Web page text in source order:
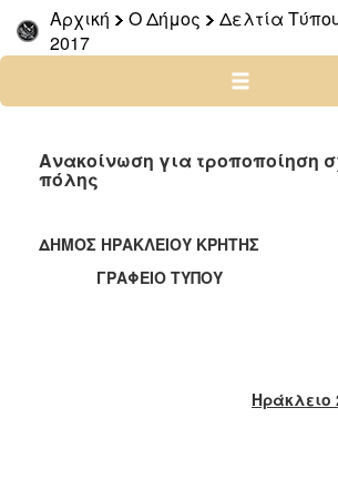
Αρχική Ο Δήμος Δελτία
2017
2026
2025
2022
2021
2019
2018
Ανακοίνωση για τροποποίηση
πόλης
ΔΗΜΟΣ ΗΡΑΚΛΕΙΟΥ ΚΡΗΤΗΣ
ΓΡΑΦΕΙΟ ΤΥΠΟΥ
Ηράκλειο